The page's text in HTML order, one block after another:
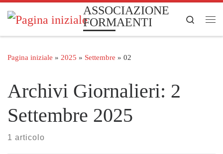
Passa al contenuto
ASSOCIAZIONE
FORMAENTI
Search
Pagina iniziale » 2025 » Settembre » 02
Archivi Giornalieri: 2
Settembre 2025
1 articolo